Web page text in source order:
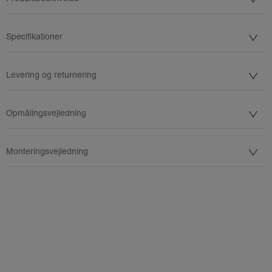
Specifikationer
Levering og returnering
Opmålingsvejledning
Monteringsvejledning